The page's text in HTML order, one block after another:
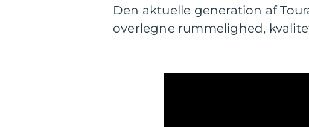
Den aktuelle generation af
overlegne rummelighed,